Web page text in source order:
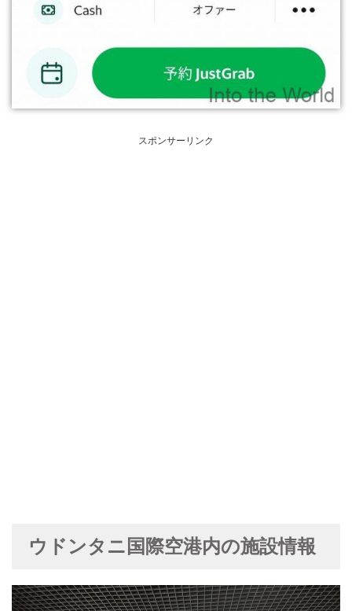
スポンサーリンク
ウドンタニ国際空港内の施設情報